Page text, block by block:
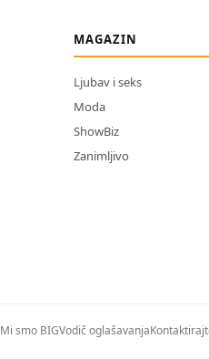
MAGAZIN
Ljubav i seks
Moda
ShowBiz
Zanimljivo
Mi smo BIGVodič oglašavanja